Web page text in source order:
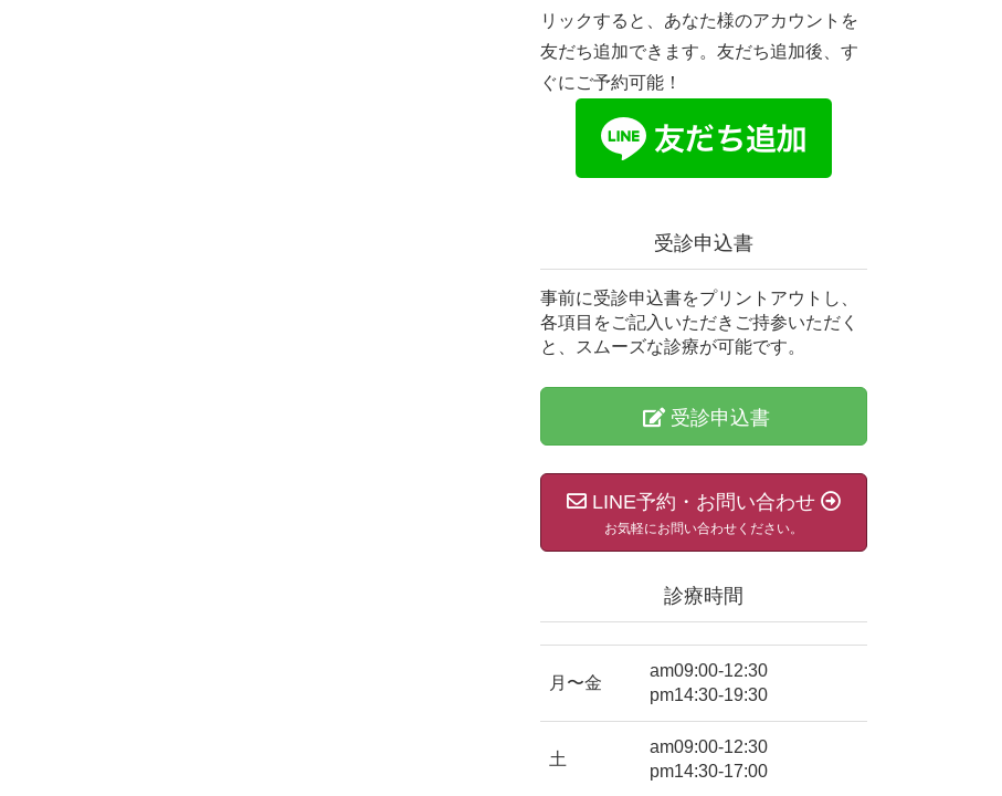
リックすると、あなた様のアカウントを
友だち追加できます。友だち追加後、す
ぐにご予約可能！
受診申込書
事前に受診申込書をプリントアウトし、
各項目をご記入いただきご持参いただく
と、スムーズな診療が可能です。
受診申込書
LINE予約・お問い合わせ
お気軽にお問い合わせください。
診療時間
月〜金
am09:00-12:30
pm14:30-19:30
土
am09:00-12:30
pm14:30-17:00